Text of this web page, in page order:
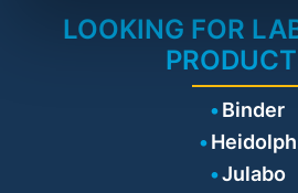
LOOKING FOR
Binder
Heidolph
Julabo